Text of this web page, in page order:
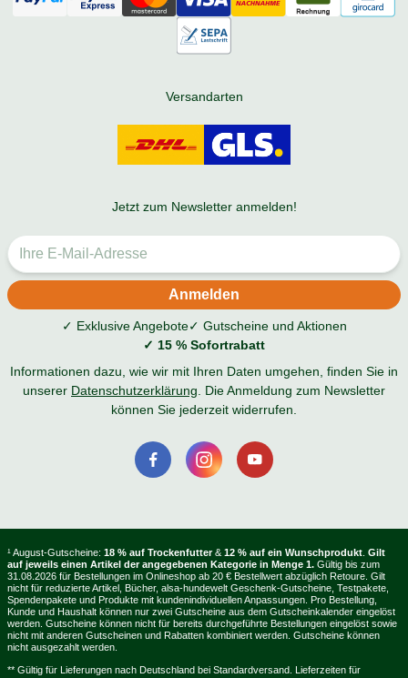
Versandarten
Jetzt zum Newsletter anmelden!
✓ Exklusive Angebote✓ Gutscheine und Aktionen
✓ 15 % Sofortrabatt
Informationen dazu, wie wir mit Ihren Daten umgehen, finden Sie in
unserer Datenschutzerklärung . Die Anmeldung zum Newsletter
können Sie jederzeit widerrufen.
¹ August-Gutscheine: 18 % auf Trockenfutter & 12 % auf ein Wunschprodukt Gilt
auf jeweils einen Artikel der angegebenen Kategorie in Menge 1. Gültig bis zum
31.08.2026 für Bestellungen im Onlineshop ab 20 € Bestellwert abzüglich Retoure. Gilt
nicht für reduzierte Artikel, Bücher, alsa-hundewelt Geschenk-Gutscheine, Testpakete,
Spendenpakete und Produkte mit kundenindividuellen Anpassungen. Pro Bestellung,
Kunde und Haushalt können nur zwei Gutscheine aus dem Gutscheinkalender eingelöst
werden. Gutscheine können nicht für bereits durchgeführte Bestellungen eingelöst sowie
nicht mit anderen Gutscheinen und Rabatten kombiniert werden. Gutscheine können
nicht ausgezahlt werden.
** Gültig für Lieferungen nach Deutschland bei Standardversand. Lieferzeiten für